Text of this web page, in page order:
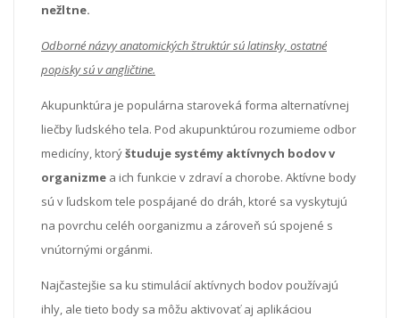
nežltne.
Odborné názvy anatomických štruktúr sú latinsky, ostatné
popisky sú v angličtine.
Akupunktúra je populárna staroveká forma alternatívnej
liečby ľudského tela. Pod akupunktúrou rozumieme odbor
medicíny, ktorýštuduje systémy aktívnych bodov v
organizme a ich funkcie v zdraví a chorobe. Aktívne body
sú v ľudskom tele pospájané do dráh, ktoré sa vyskytujú
na povrchu celéh oorganizmu a zároveň sú spojené s
vnútornými orgánmi.
Najčastejšie sa ku stimulácií aktívnych bodov používajú
ihly, ale tieto body sa môžu aktivovať aj aplikáciou